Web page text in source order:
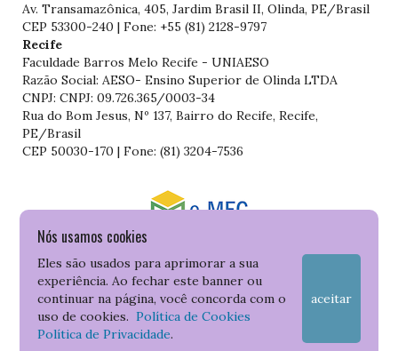
Nós usamos cookies
Eles são usados para aprimorar a sua
experiência. Ao fechar este banner ou
continuar na página, você concorda com o
uso de cookies.Política de Cookies
Política de Privacidade.
aceitar
Av. Transamazônica, 405, Jardim Brasil II, Olinda, PE/Brasil
CEP 53300-240 | Fone: +55 (81) 2128-9797
Recife
Faculdade Barros Melo Recife - UNIAESO
Razão Social: AESO- Ensino Superior de Olinda LTDA
CNPJ: CNPJ: 09.726.365/0003-34
Rua do Bom Jesus, Nº 137, Bairro do Recife, Recife,
PE/Brasil
CEP 50030-170 | Fone: (81) 3204-7536
Consulte o cadastro da Instituição no Sistema do e-MEC